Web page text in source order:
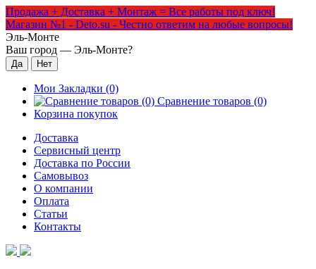
Продажа + Доставка + Монтаж = Все работы под ключ!
Магазин №1 - Deto.su - Честно ответим на любые вопросы!
Эль-Монте
Ваш город — Эль-Монте?
Мои Закладки (0)
Сравнение товаров (0)
Корзина покупок
Доставка
Сервисный центр
Доставка по России
Самовывоз
О компании
Оплата
Статьи
Контакты